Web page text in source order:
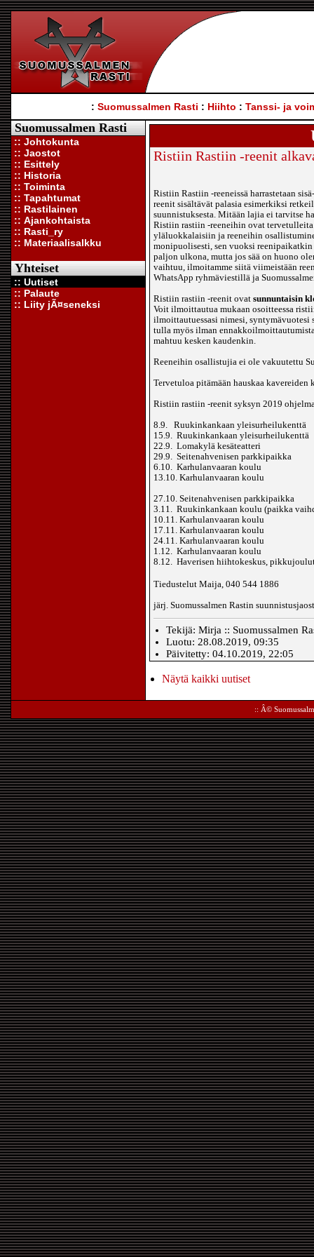
: Suomussalmen Rasti : Hiihto : Tanssi- ja
Suomussalmen Rasti
:: Johtokunta
:: Jaostot
:: Esittely
:: Historia
:: Toiminta
:: Tapahtumat
:: Rastilainen
:: Ajankohtaista
:: Rasti_ry
:: Materiaalisalkku
Yhteiset
:: Uutiset
:: Palaute
:: Liity jÃ¤seneksi
Ristiin Rastiin -reenit
Ristiin Rastiin -reeneissä harrastetaan
reenit sisältävät palasia esimerkiksi
suunnistuksesta. Mitään lajia ei tarvitse
Ristiin rastiin -reeneihin ovat
yläluokkalaisiin ja reeneihin
monipuolisesti, sen vuoksi
paljon ulkona, mutta jos sää on huono
vaihtuu, ilmoitamme siitä viimeistään
WhatsApp ryhmäviestillä ja
Ristiin rastiin -reenit ovat sunnuntaisin
Voit ilmoittautua mukaan osoitteessa
ilmoittautuessasi nimesi, syntymävuotesi
tulla myös ilman
mahtuu kesken kaudenkin.
Reeneihin osallistujia ei ole vakuutettu
Tervetuloa pitämään hauskaa
Ristiin rastiin -reenit syksyn 2019
8.9. Ruukinkankaan yleisurheilukenttä
15.9. Ruukinkankaan yleisurheilukenttä
22.9. Lomakylä kesäteatteri
29.9. Seitenahvenisen parkkipaikka
6.10. Karhulanvaaran koulu
13.10. Karhulanvaaran koulu
27.10. Seitenahvenisen parkkipaikka
3.11. Ruukinkankaan koulu (paikka
10.11. Karhulanvaaran koulu
17.11. Karhulanvaaran koulu
24.11. Karhulanvaaran koulu
1.12. Karhulanvaaran koulu
8.12. Haverisen hiihtokeskus,
Tiedustelut Maija, 040 544 1886
​​​​järj. Suomussalmen Rastin
Tekijä: Mirja :: Suomussalmen
Luotu: 28.08.2019, 09:35
Päivitetty: 04.10.2019, 22:05
Näytä kaikki uutiset
:: Â©